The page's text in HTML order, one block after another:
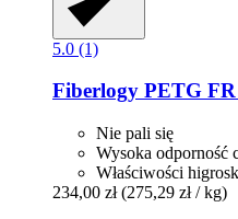
5.0 (1)
Fiberlogy PETG
Nie pali się
Wysoka odporność
Właściwości
234,00 zł (275,29 zł / kg)